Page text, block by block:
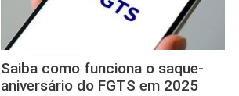
Saiba como funciona o saque-
aniversário do FGTS em 2025